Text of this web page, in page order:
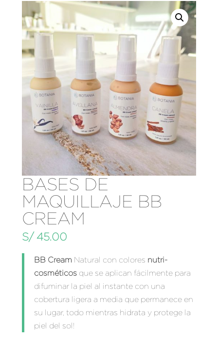
BASES DE
MAQUILLAJE BB
CREAM
S/45.00
BB Cream Natural con colores nutri-
cosméticosque se aplican fácilmente para
difuminar la piel al instante con una
cobertura ligera a media que permanece en
su lugar, todo mientras hidrata y protege la
piel del sol!